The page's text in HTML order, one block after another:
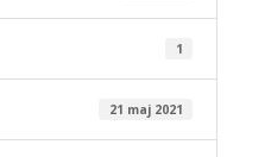
1
21 maj 2021